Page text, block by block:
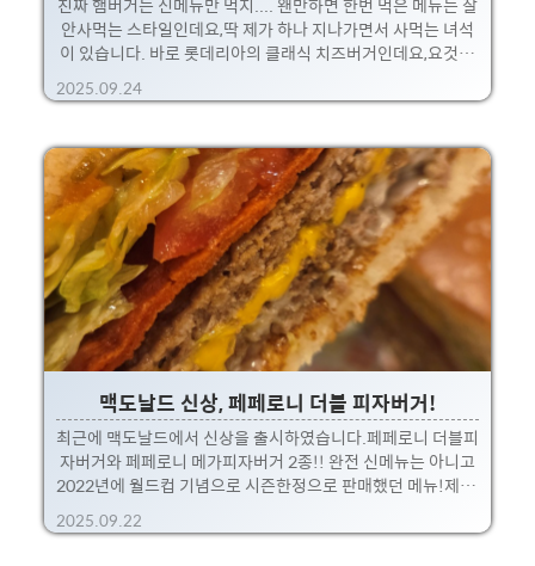
안사먹는 스타일인데요,딱 제가 하나 지나가면서 사먹는 녀석
이 있습니다. 바로 롯데리아의 클래식 치즈버거인데요,요것도
제가 지나가는 특정 지점에서만 먹어요.그것도 아침에만 말이
죠. 구로디지털단지 지점인데,여기가 아침에 가서 클래식치즈
에 피클과 양파 쪼가리를 올려줍니다. 근데 여기에 올라가는 양
파가 진짜 아삭하고 시원하단 말이죠.그래서 뜨끈한패티에 치
즈는 살짝 녹아져 가고,시원한 양파 맛이 느껴지면서.. 뜨겁고
차가운 느낌을 한입에 다 느낄 수 있는 최고의 구성이 된단 말
이죠 후후. 아침으로 요거 하나와 콜라 한잔으로 딱이더라구
요! 진짜 다른 지점말고 전 요기서만 먹습니다~
2025.09.24
맥도날드 신상, 페페로니 더블 피자버거!
최근에 맥도날드에서 신상을 출시하였습니다.페페로니 더블피
자버거와 페페로니 메가피자버거 2종!! 완전 신메뉴는 아니고
2022년에 월드컵 기념으로 시즌한정으로 판매했던 메뉴!제 블
로그 후기에 있는데, 당시에 사커번이라고 출시했었네요 ㅎㅎ
맥도날드 x 2022 FIFA 사커번!!! 페페로니 피자버거이번에 맥
2025.09.22